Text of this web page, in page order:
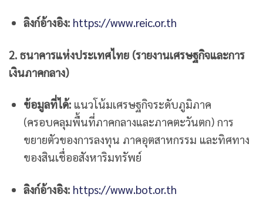
ลิงก์อ้างอิง: https://www.reic.or.th
2. ธนาคารแห่งประเทศไทย (รายงานเศรษฐกิจและการ
เงินภาคกลาง)
ข้อมูลที่ได้:แนวโน้มเศรษฐกิจระดับภูมิภาค
(ครอบคลุมพื้นที่ภาคกลางและภาคตะวันตก) การ
ขยายตัวของการลงทุน ภาคอุตสาหกรรม และทิศทาง
ของสินเชื่ออสังหาริมทรัพย์
ลิงก์อ้างอิง: https://www.bot.or.th